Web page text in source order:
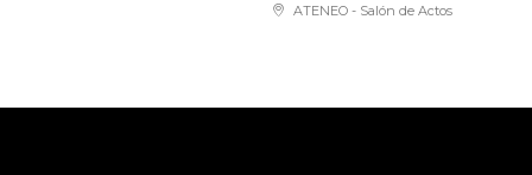
ATENEO - Salón de Actos